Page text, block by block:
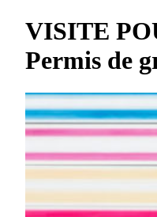
VISITE
Permis de